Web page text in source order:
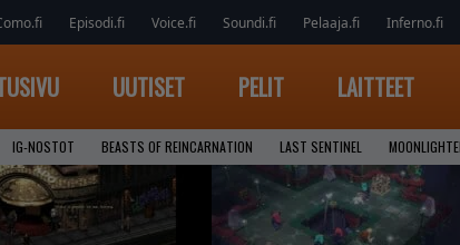
Episodi.fi Voice.fi Soundi.fi Pelaaja.fi Inferno.fi
UUTISET PELIT LAITTEET
IG-NOSTOT BEASTS OF REINCARNATION LAST SENTINEL